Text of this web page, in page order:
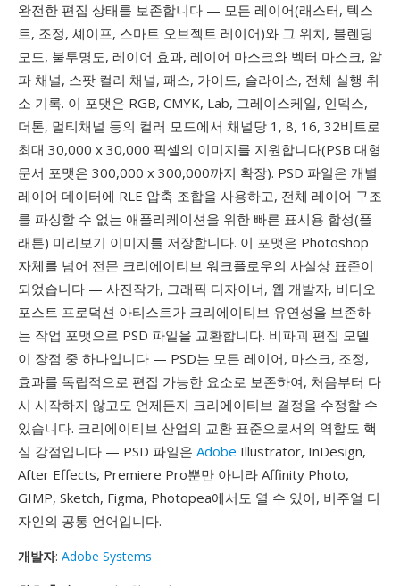
완전한 편집 상태를 보존합니다 — 모든 레이어(래스터, 텍스
트, 조정, 셰이프, 스마트 오브젝트 레이어)와 그 위치, 블렌딩
모드, 불투명도, 레이어 효과, 레이어 마스크와 벡터 마스크, 알
파 채널, 스팟 컬러 채널, 패스, 가이드, 슬라이스, 전체 실행 취
소 기록. 이 포맷은 RGB, CMYK, Lab, 그레이스케일, 인덱스,
더톤, 멀티채널 등의 컬러 모드에서 채널당 1, 8, 16, 32비트로
최대 30,000 x 30,000 픽셀의 이미지를 지원합니다(PSB 대형
문서 포맷은 300,000 x 300,000까지 확장). PSD 파일은 개별
레이어 데이터에 RLE 압축 조합을 사용하고, 전체 레이어 구조
를 파싱할 수 없는 애플리케이션을 위한 빠른 표시용 합성(플
래튼) 미리보기 이미지를 저장합니다. 이 포맷은 Photoshop
자체를 넘어 전문 크리에이티브 워크플로우의 사실상 표준이
되었습니다 — 사진작가, 그래픽 디자이너, 웹 개발자, 비디오
포스트 프로덕션 아티스트가 크리에이티브 유연성을 보존하
는 작업 포맷으로 PSD 파일을 교환합니다. 비파괴 편집 모델
이 장점 중 하나입니다 — PSD는 모든 레이어, 마스크, 조정,
효과를 독립적으로 편집 가능한 요소로 보존하여, 처음부터 다
시 시작하지 않고도 언제든지 크리에이티브 결정을 수정할 수
있습니다. 크리에이티브 산업의 교환 표준으로서의 역할도 핵
심 강점입니다 — PSD 파일은 Adobe Illustrator, InDesign,
After Effects, Premiere Pro뿐만 아니라 Affinity Photo,
GIMP, Sketch, Figma, Photopea에서도 열 수 있어, 비주얼 디
자인의 공통 언어입니다.
개발자: Adobe Systems